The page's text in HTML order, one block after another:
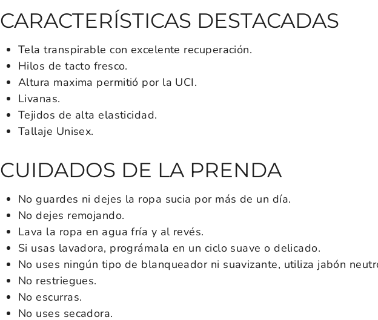
CARACTERÍSTICAS DESTACADAS
Tela transpirable con excelente recuperación.
Hilos de tacto fresco.
Altura maxima permitió por la UCI.
Livanas.
Tejidos de alta elasticidad.
Tallaje Unisex.
CUIDADOS DE LA PRENDA
No guardes ni dejes la ropa sucia por más de un día.
No dejes remojando.
Lava la ropa en agua fría y al revés.
Si usas lavadora, prográmala en un ciclo suave o delicado.
No uses ningún tipo de blanqueador ni suavizante, utiliza jabón
No restriegues.
No escurras.
No uses secadora.